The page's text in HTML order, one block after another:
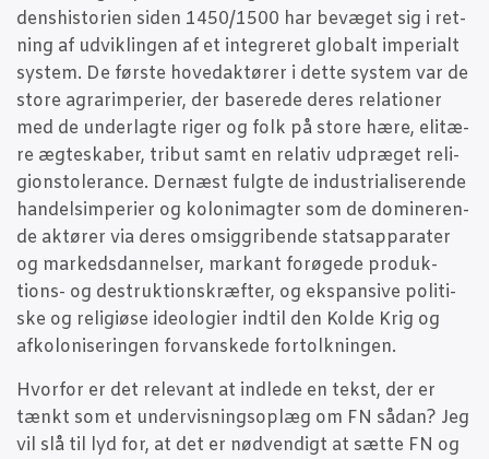
dens­hi­sto­ri­en siden 1450/1500 har bevæ­get sig i ret­
ning af udvik­lin­gen af et inte­gre­ret glo­balt impe­ri­alt
system. De før­ste hove­d­ak­tø­rer i det­te system var de
sto­re agra­rim­pe­ri­er, der base­re­de deres rela­tio­ner
med de under­lag­te riger og folk på sto­re hære, eli­tæ­
re ægte­ska­ber, tri­but samt en rela­tiv udpræ­get reli­
gions­to­le­ran­ce. Der­næst fulg­te de indu­stri­a­li­se­ren­de
han­delsim­pe­ri­er og koloni­mag­ter som de domi­ne­ren­
de aktø­rer via deres omsig­gri­ben­de stats­ap­pa­ra­ter
og mar­keds­dan­nel­ser, mar­kant for­ø­ge­de pro­duk­
tions- og destruk­tions­kræf­ter, og eks­pan­si­ve poli­ti­
ske og reli­gi­øse ide­o­lo­gi­er ind­til den Kol­de Krig og
afko­lo­ni­se­rin­gen for­van­ske­de fortolkningen.
Hvor­for er det rele­vant at ind­le­de en tekst, der er
tænkt som et under­vis­nings­op­læg om FN sådan? Jeg
vil slå til lyd for, at det er nød­ven­digt at sæt­te FN og